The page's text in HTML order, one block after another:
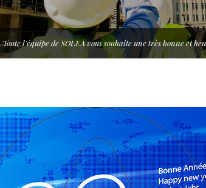
Toute l’équipe de SOLEA vous souhaite une très bonne et